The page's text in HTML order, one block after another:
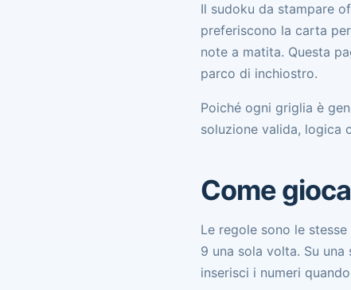
Il sudoku da stampare
preferiscono la carta
note a matita. Questa
parco di inchiostro.
Poiché ogni griglia è
soluzione valida, logica
Come
Le regole sono le
9 una sola volta. Su
inserisci i numeri